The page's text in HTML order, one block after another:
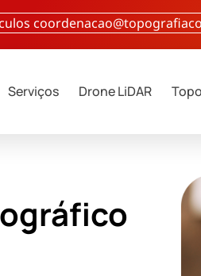
Serviços Drone LiDAR